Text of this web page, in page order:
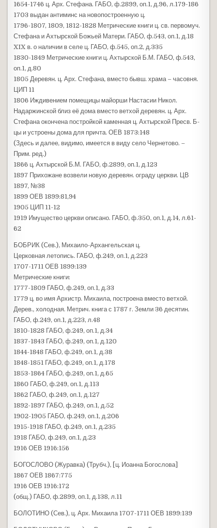
1654-1746 ц. Арх. Стефана. ГАБО, ф.2899, оп.1, д.96, л.179-186
1703 выдан антиминс на новопостроенную ц.
1796-1807, 1809, 1812-1828 Метрические книги ц. св. первомуч.
Стефана и Ахтырской Божьей Матери. ГАБО, ф.543, оп.1, д.18
XIX в. о наличии в селе ц. ГАБО, ф.545, оп.2, д.335
1830-1849 Метрические книги ц. Ахтырской Б.М. ГАБО, ф.543,
оп.1, д.80
1805 Деревян. ц. Арх. Стефана, вместо бывш. храма – часовня.
ЦИП 11
1806 Иждивением помещицы майорши Настасии Никол.
Надаржинской близ её дома вместо ветхой деревян. ц. Арх.
Стефана окончена постройкой каменная ц. Ахтырской Пресв. Б-
цы и устроены дома для причта. ОЕВ 1873:148
(Здесь и далее, видимо, имеется в виду село Чернетово. –
Прим. ред.)
1866 ц. Ахтырской Б.М. ГАБО, ф.2899, оп.1, д.123
1897 Прихожане возвели новую деревян. ограду церкви. ЦВ
1897, №38
1899 ОЕВ 1899:81,94
1905 ЦИП 11-12
1919 Имущество церкви описано. ГАБО, ф.350, оп.1, д.14, л.61-
62
БОБРИК (Сев.), Михаило-Архангельская ц.
Церковная летопись. ГАБО, ф.249, оп.1, д.223
1707-1711 ОЕВ 1899:139
Метрические книги:
1777-1809 ГАБО, ф.249, оп.1, д.33
1779 ц. во имя Архистр. Михаила, построена вместо ветхой.
Дерев., холодная. Метрич. книга с 1787 г. Земли 36 десятин.
ГАБО, ф.249, оп.1, д.223, л.48
1810-1828 ГАБО, ф.249, оп.1, д.34
1837-1843 ГАБО, ф.249, оп.1, д.120
1844-1848 ГАБО, ф.249, оп.1, д.38
1848-1851 ГАБО, ф.249, оп.1, д.178
1853-1864 ГАБО, ф.249, оп.1, д.65
1860 ГАБО, ф.249, оп.1, д.113
1862 ГАБО, ф.249, оп.1, д.127
1892-1897 ГАБО, ф.249, оп.1, д.52
1902-1905 ГАБО, ф.249, оп.1, д.206
1915-1918 ГАБО, ф.249, оп.1, д.235
1918 ГАБО, ф.249, оп.1, д.23
1916 ОЕВ 1916:156
БОГОСЛОВО (Журавка) (Трубч.), [ц. Иоанна Богослова]
1867 ОЕВ 1867:775
1916 ОЕВ 1916:172
(общ.) ГАБО, ф.2899, оп.1, д.138, л.11
БОЛОТИНО (Сев.), ц. Арх. Михаила 1707-1711 ОЕВ 1899:139